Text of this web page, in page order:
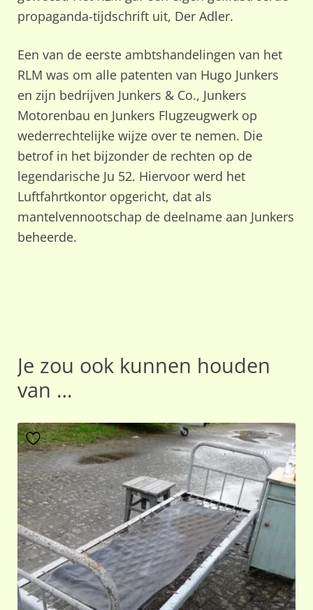
propaganda-tijdschrift uit, Der Adler.
Een van de eerste ambtshandelingen van het
RLM was om alle patenten van Hugo Junkers
en zijn bedrijven Junkers & Co., Junkers
Motorenbau en Junkers Flugzeugwerk op
wederrechtelijke wijze over te nemen. Die
betrof in het bijzonder de rechten op de
legendarische Ju 52. Hiervoor werd het
Luftfahrtkontor opgericht, dat als
mantelvennootschap de deelname aan Junkers
beheerde.
Je zou ook kunnen houden
van …